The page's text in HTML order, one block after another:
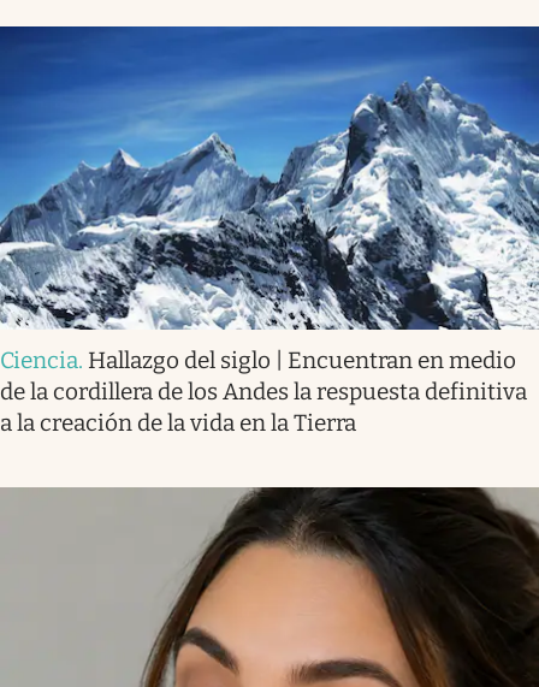
Ciencia. Hallazgo del siglo | Encuentran en medio
de la cordillera de los Andes la respuesta definitiva
a la creación de la vida en la Tierra